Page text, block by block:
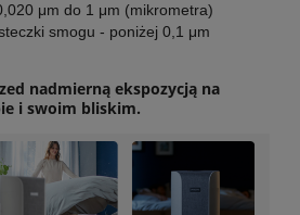
μm do 1 μm (mikrometra)
smogu - poniżej 0,1 μm
nadmierną ekspozycją na
i swoim bliskim.